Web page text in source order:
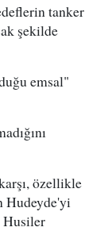
tanker
şekilde
emsal"
özellikle
Hudeyde'yi
Husiler